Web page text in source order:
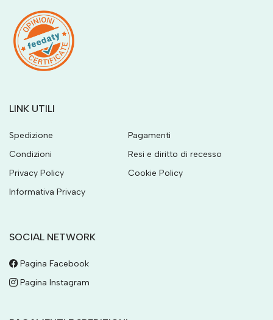
LINK UTILI
Spedizione
Pagamenti
Condizioni
Resi e diritto di recesso
Privacy Policy
Cookie Policy
Informativa Privacy
SOCIAL NETWORK
Pagina Facebook
Pagina Instagram